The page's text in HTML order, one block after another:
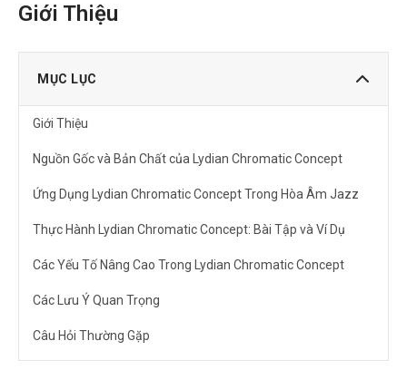
Giới Thiệu
MỤC LỤC
Giới Thiệu
Nguồn Gốc và Bản Chất của Lydian Chromatic Concept
Ứng Dụng Lydian Chromatic Concept Trong Hòa Âm Jazz
Thực Hành Lydian Chromatic Concept: Bài Tập và Ví Dụ
Các Yếu Tố Nâng Cao Trong Lydian Chromatic Concept
Các Lưu Ý Quan Trọng
Câu Hỏi Thường Gặp